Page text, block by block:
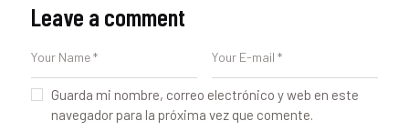
Leave a comment
Guarda mi nombre, correo electrónico y web en este
navegador para la próxima vez que comente.